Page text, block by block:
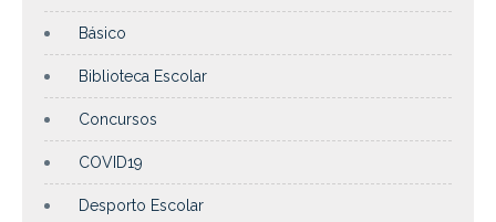
Básico
Biblioteca Escolar
Concursos
COVID19
Desporto Escolar